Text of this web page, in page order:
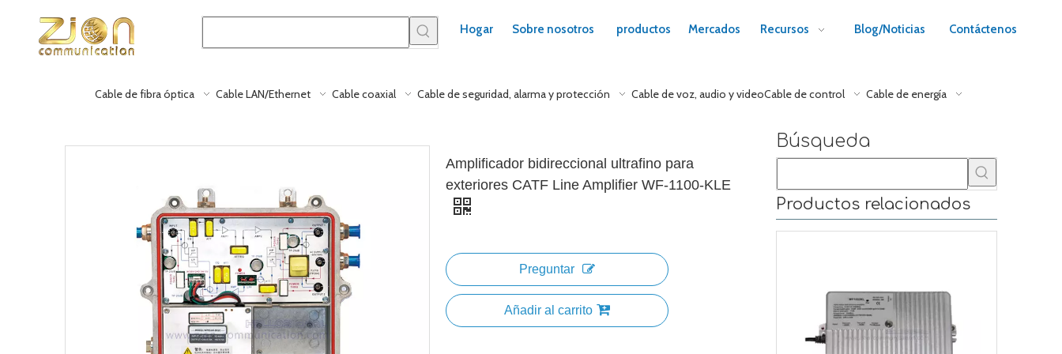
Hogar Sobre nosotros productos Mercados Recursos Blog/Noticias Contáctenos
Cable de fibra óptica Cable LAN/Ethernet Cable coaxial Cable de seguridad, alarma y protección Cable de voz, audio y videoCable de control Cable de energía
Amplificador bidireccional ultrafino para
exteriores CATF Line Amplifier WF-1100-KLE
Preguntar
Añadir al carrito
Búsqueda
Productos relacionados